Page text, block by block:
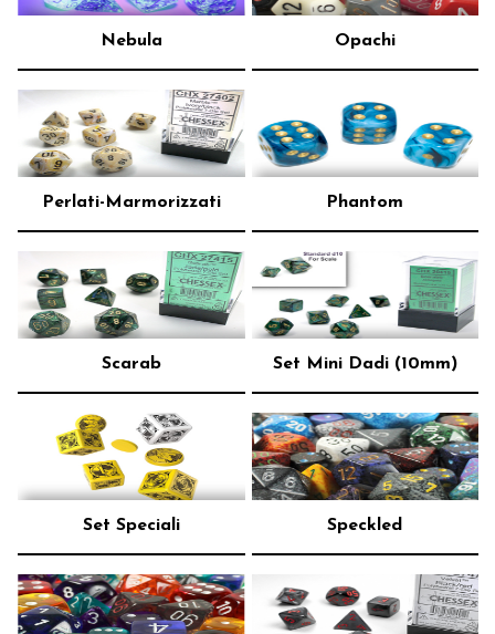
Nebula Opachi
Perlati-Marmorizzati Phantom
Scarab Set Mini Dadi (10mm)
Set Speciali Speckled